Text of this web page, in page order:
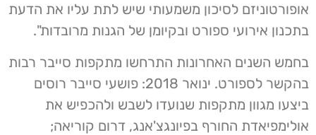
אופורטוניזם לסיכון משמעותי שיש לתת עליו את הדעת
בתכנון אירועי ספורט ובקיומן של הגנות מרובדות".
בחמש השנים האחרונות התרחשו מתקפות סייבר רבות
בהקשר לספורט. ינואר 2018: פושעי סייבר רוסים
ביצעו מגוון מתקפות שנועדו לשבש ולהכפיש את
אולימפיאדת החורף בפיונגצ'אנג, דרום קוריאה;